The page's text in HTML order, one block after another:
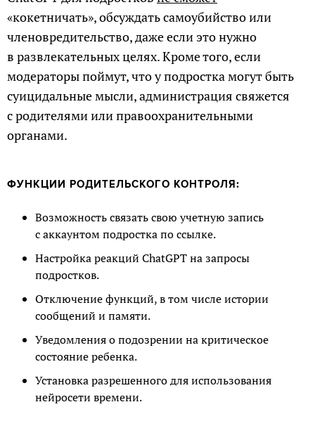
«кокетничать», обсуждать самоубийство или
членовредительство, даже если это нужно
в развлекательных целях. Кроме того, если
модераторы поймут, что у подростка могут быть
суицидальные мысли, администрация свяжется
с родителями или правоохранительными
органами.
ФУНКЦИИ РОДИТЕЛЬСКОГО КОНТРОЛЯ:
Возможность связать свою учетную запись
с аккаунтом подростка по ссылке.
Настройка реакций ChatGPT на запросы
подростков.
Отключение функций, в том числе истории
сообщений и памяти.
Уведомления о подозрении на критическое
состояние ребенка.
Установка разрешенного для использования
нейросети времени.